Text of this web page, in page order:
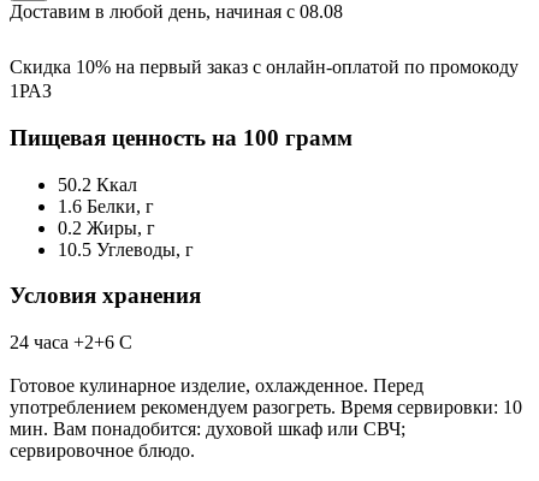
Доставим в любой день, начиная с 08.08
Скидка 10% на первый заказ с онлайн-оплатой по промокоду
1РАЗ
Пищевая ценность на 100 грамм
50.2 Ккал
1.6 Белки, г
0.2 Жиры, г
10.5 Углеводы, г
Условия хранения
24 часа +2+6 С
Готовое кулинарное изделие, охлажденное. Перед
употреблением рекомендуем разогреть. Время сервировки: 10
мин. Вам понадобится: духовой шкаф или СВЧ;
сервировочное блюдо.